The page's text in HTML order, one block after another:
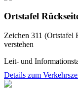
Ortstafel
Zeichen 311 (Ortstafel
verstehen
Leit- und
Details zum